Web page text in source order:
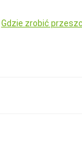
Gdzie zrobić